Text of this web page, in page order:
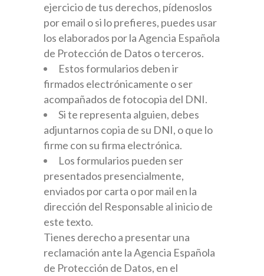
ejercicio de tus derechos, pídenoslos
por email o si lo prefieres, puedes usar
los elaborados por la Agencia Española
de Protección de Datos o terceros.
Estos formularios deben ir
firmados electrónicamente o ser
acompañados de fotocopia del DNI.
Si te representa alguien, debes
adjuntarnos copia de su DNI, o que lo
firme con su firma electrónica.
Los formularios pueden ser
presentados presencialmente,
enviados por carta o por mail en la
dirección del Responsable al inicio de
este texto.
Tienes derecho a presentar una
reclamación ante la Agencia Española
de Protección de Datos, en el